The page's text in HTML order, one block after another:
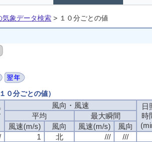
気象データ検索 > １０分ごとの値
分ごとの値）
風向・風速
日
時
平均
最大瞬間
風速(m/s)
風向 風速(m/s)
風向
1 北 /// ///
風向・風速
日
時
平均
最大瞬間
風速(m/s)
風向 風速(m/s)
風向
1 北 /// ///
風向・風速
日
時
平均
最大瞬間
風速(m/s)
風向 風速(m/s)
風向
1 北 /// ///
風向・風速
日
時
平均
最大瞬間
風速(m/s)
風向 風速(m/s)
風向
1 北 /// ///